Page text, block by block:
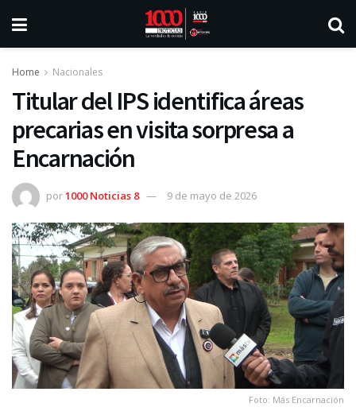
Home Nacionales
Titular del IPS identifica áreas
precarias en visita sorpresa a
Encarnación
por1000 Noticias 8 9 de mayo de 2026
Foto: Más Encarnación